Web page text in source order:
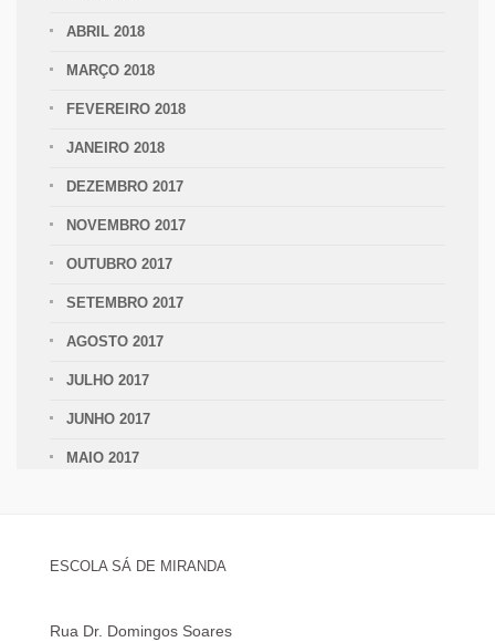
ABRIL 2018
MARÇO 2018
FEVEREIRO 2018
JANEIRO 2018
DEZEMBRO 2017
NOVEMBRO 2017
OUTUBRO 2017
SETEMBRO 2017
AGOSTO 2017
JULHO 2017
JUNHO 2017
MAIO 2017
ESCOLA SÁ DE MIRANDA
Rua Dr. Domingos Soares